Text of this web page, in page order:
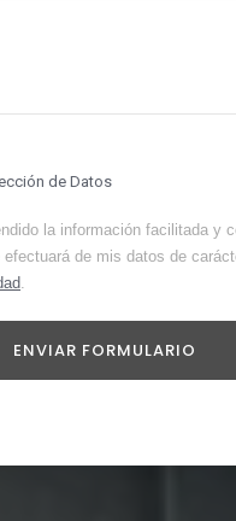
de Datos
la información facilitada y
de mis datos de
.